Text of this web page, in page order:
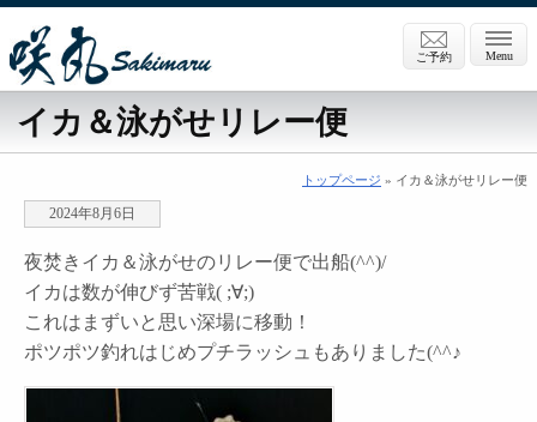
Menu
ご予約
イカ＆泳がせリレー便
トップページ » イカ＆泳がせリレー便
2024年8月6日
夜焚きイカ＆泳がせのリレー便で出船(^^)/
イカは数が伸びず苦戦( ;∀;)
これはまずいと思い深場に移動！
ポツポツ釣れはじめプチラッシュもありました(^^♪